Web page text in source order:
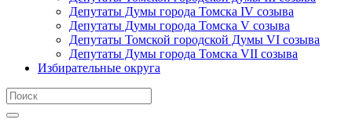
Депутаты Думы города Томска IV созыва
Депутаты Думы города Томска V созыва
Депутаты Томской городской Думы VI созыва
Депутаты Думы города Томска VII созыва
Избирательные округа